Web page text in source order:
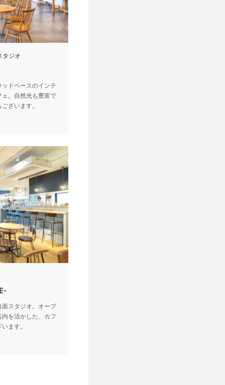
タジオ
ドベースのインテ
。自然光も豊富で
ざいます。
スタジオ。オープ
を活かした、カフ
ます。